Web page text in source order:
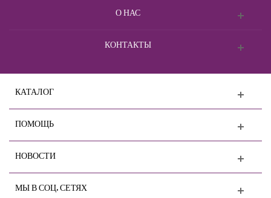
О НАС
КОНТАКТЫ
КАТАЛОГ
ПОМОЩЬ
НОВОСТИ
МЫ В СОЦ. СЕТЯХ